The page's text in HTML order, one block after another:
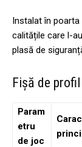
Instalat în poarta
calitățile care l-
plasă de
Fișă de
Param
etru
de joc